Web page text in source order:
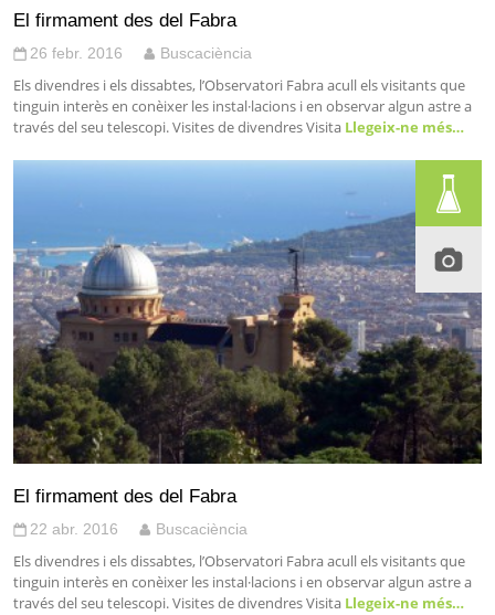
El firmament des del Fabra
26 febr. 2016 Buscaciència
Els divendres i els dissabtes, l’Observatori Fabra acull els visitants que
tinguin interès en conèixer les instal·lacions i en observar algun astre a
través del seu telescopi. Visites de divendres Visita Llegeix-ne més…
El firmament des del Fabra
22 abr. 2016 Buscaciència
Els divendres i els dissabtes, l’Observatori Fabra acull els visitants que
tinguin interès en conèixer les instal·lacions i en observar algun astre a
través del seu telescopi. Visites de divendres Visita Llegeix-ne més…